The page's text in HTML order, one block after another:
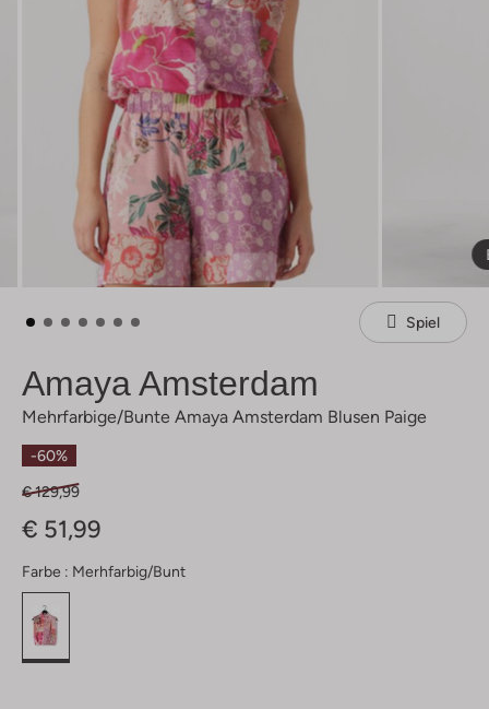
Spiel
Amaya Amsterdam
Mehrfarbige/bunte Amaya Amsterdam Blusen Paige
-60%
€ 129,99
€ 51,99
Farbe : Merhfarbig/bunt